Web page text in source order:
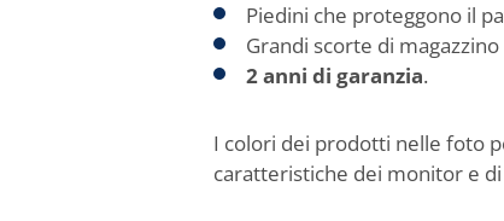
Piedini che proteggono il
Grandi scorte di
2 anni di garanzia.
I colori dei prodotti nelle foto
caratteristiche dei monitor e